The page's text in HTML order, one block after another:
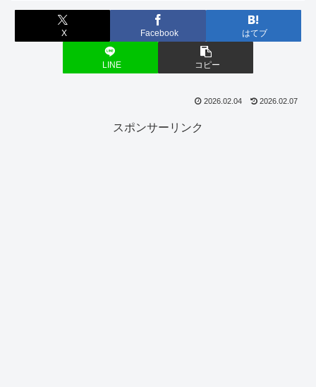
X Facebook はてブ
LINE コピー
2026.02.04 2026.02.07
スポンサーリンク